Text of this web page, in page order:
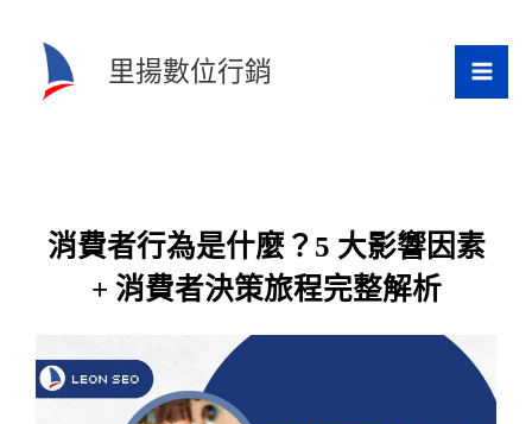
里揚數位行銷
消費者行為是什麼？5 大影響因素
+ 消費者決策旅程完整解析